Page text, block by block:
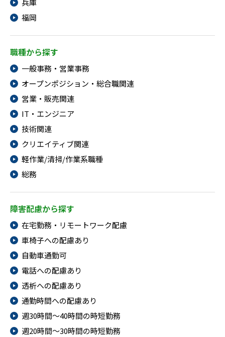
兵庫
福岡
職種から探す
一般事務・営業事務
オープンポジション・総合職関連
営業・販売関連
IT・エンジニア
技術関連
クリエイティブ関連
軽作業/清掃/作業系職種
総務
障害配慮から探す
在宅勤務・リモートワーク配慮
車椅子への配慮あり
自動車通勤可
電話への配慮あり
透析への配慮あり
通勤時間への配慮あり
週30時間～40時間の時短勤務
週20時間～30時間の時短勤務